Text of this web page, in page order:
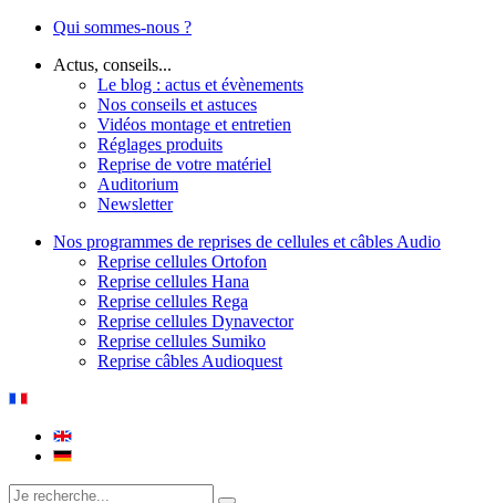
Qui sommes-nous ?
Actus, conseils...
Le blog : actus et évènements
Nos conseils et astuces
Vidéos montage et entretien
Réglages produits
Reprise de votre matériel
Auditorium
Newsletter
Nos programmes de reprises de cellules et câbles Audio
Reprise cellules Ortofon
Reprise cellules Hana
Reprise cellules Rega
Reprise cellules Dynavector
Reprise cellules Sumiko
Reprise câbles Audioquest